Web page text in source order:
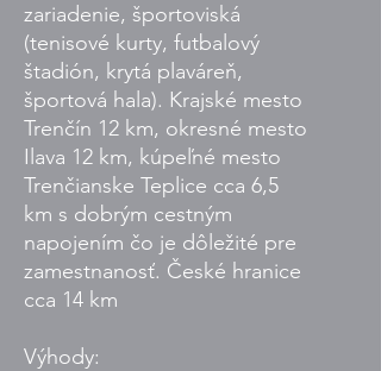
zariadenie, športoviská
(tenisové kurty, futbalový
štadión, krytá plaváreň,
športová hala). Krajské mesto
Trenčín 12 km, okresné mesto
Ilava 12 km, kúpeľné mesto
Trenčianske Teplice cca 6,5
km s dobrým cestným
napojením čo je dôležité pre
zamestnanosť. České hranice
cca 14 km
Výhody: